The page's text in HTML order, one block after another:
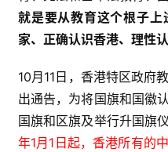
就是要从教育这个根子上
家、正确认识香港、理性认
10月11日，香港特区政府
出通告，为将国旗和国徽
国旗和区旗及举行升国旗
年1月1日起，香港所有的